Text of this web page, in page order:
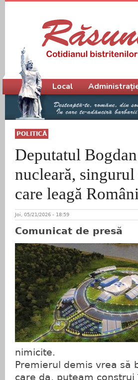
POLITICĂ
Deputatul
nucleară,
care leagă
Joi, 05/21/2026 - 18:59
Comunicat de presă
nimicite.
Premierul demis vrea să
care da, puteam
Meniu principal
Local